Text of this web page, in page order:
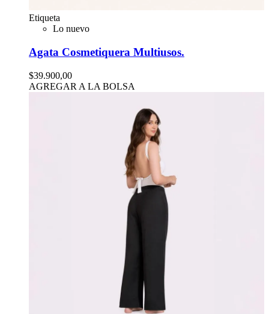
Etiqueta
Lo nuevo
Agata Cosmetiquera Multiusos.
$39.900,00
AGREGAR A LA BOLSA